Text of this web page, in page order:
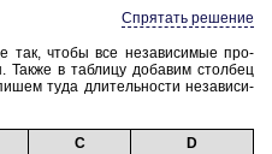
Спрятать решение
так, чтобы все не­за­ви­си­мые про­
Также в таб­ли­цу до­ба­вим стол­бец
туда дли­тель­но­сти не­за­ви­си­
C D